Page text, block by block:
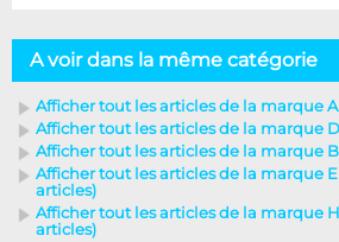
A voir dans la même catégorie
Afficher tout les articles de la marque
Afficher tout les articles de la marque
Afficher tout les articles de la marque
Afficher tout les articles de la marque
articles)
Afficher tout les articles de la marque
articles)